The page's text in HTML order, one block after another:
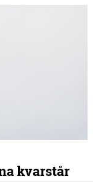
kvarstår